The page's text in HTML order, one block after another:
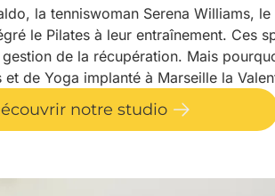
la tenniswoman Serena Williams,
le Pilates à leur entraînement.
de la récupération. Mais
de Yoga implanté à Marseille la
notre studio